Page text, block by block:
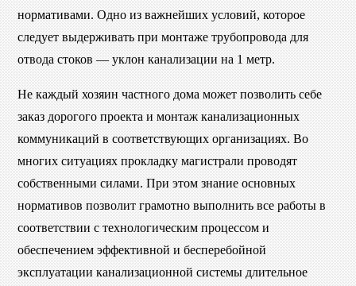
нормативами. Одно из важнейших условий, которое
следует выдерживать при монтаже трубопровода для
отвода стоков — уклон канализации на 1 метр.
Не каждый хозяин частного дома может позволить себе
заказ дорогого проекта и монтаж канализационных
коммуникаций в соответствующих организациях. Во
многих ситуациях прокладку магистрали проводят
собственными силами. При этом знание основных
нормативов позволит грамотно выполнить все работы в
соответствии с технологическим процессом и
обеспечением эффективной и бесперебойной
эксплуатации канализационной системы длительное